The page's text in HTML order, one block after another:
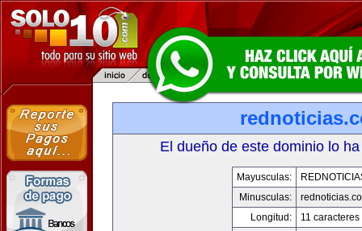
El dueño de este dominio lo
Mayusculas:
Minusculas:
Longitud:
11 caracteres